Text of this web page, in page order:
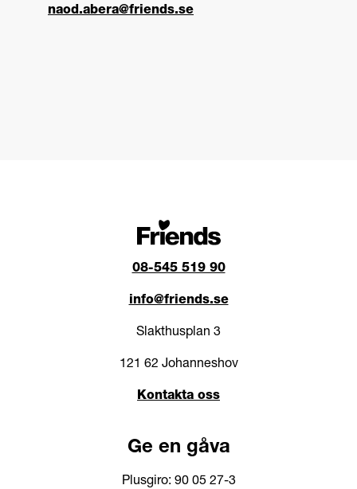
naod.abera@friends.se
08-545 519 90
info@friends.se
Slakthusplan 3
121 62 Johanneshov
Kontakta oss
Ge en gåva
Plusgiro: 90 05 27-3